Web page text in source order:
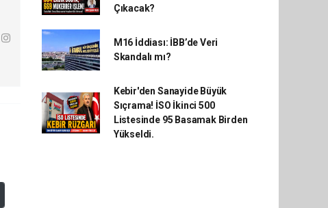
Çıkacak?
M16 İddiası: İBB’de Veri
Skandalı mı?
Kebir'den Sanayide Büyük
Sıçrama! İSO İkinci 500
Listesinde 95 Basamak Birden
Yükseldi.